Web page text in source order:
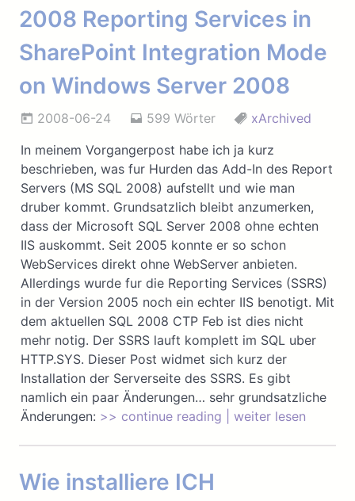
2008 Reporting Services in
SharePoint Integration Mode
on Windows Server 2008
2008-06-24 599 Wörter
xArchived
In meinem Vorgangerpost habe ich ja kurz
beschrieben, was fur Hurden das Add-In des Report
Servers (MS SQL 2008) aufstellt und wie man
druber kommt. Grundsatzlich bleibt anzumerken,
dass der Microsoft SQL Server 2008 ohne echten
IIS auskommt. Seit 2005 konnte er so schon
WebServices direkt ohne WebServer anbieten.
Allerdings wurde fur die Reporting Services (SSRS)
in der Version 2005 noch ein echter IIS benotigt. Mit
dem aktuellen SQL 2008 CTP Feb ist dies nicht
mehr notig. Der SSRS lauft komplett im SQL uber
HTTP.SYS. Dieser Post widmet sich kurz der
Installation der Serverseite des SSRS. Es gibt
namlich ein paar Änderungen… sehr grundsatzliche
Änderungen: >> continue reading | weiter lesen
Wie installiere ICH